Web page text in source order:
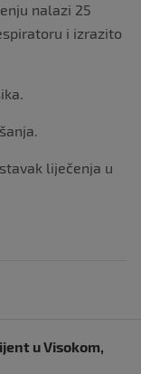
nalazi 25
i izrazito
liječenja u
u Visokom,